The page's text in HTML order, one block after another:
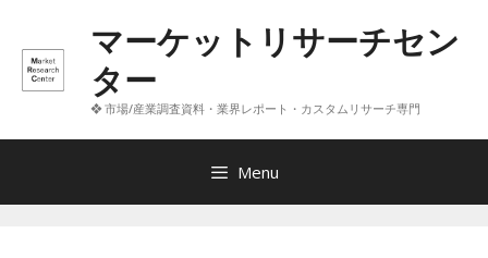
へ
マーケットリサーチセン
ター
❖ 市場/産業調査資料・業界レポート・カスタムリサーチ専門
Menu